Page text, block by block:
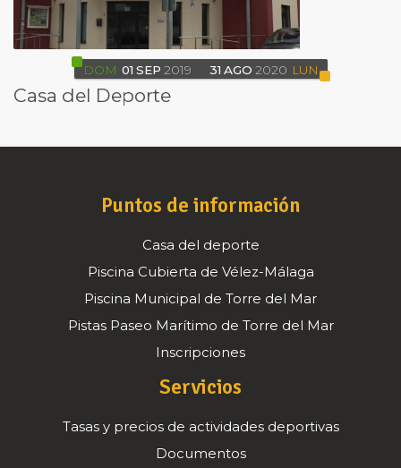
DOM 01 SEP 2019 31 AGO 2020 LUN
Casa del Deporte
Puntos de información
Casa del deporte
Piscina Cubierta de Vélez-Málaga
Piscina Municipal de Torre del Mar
Pistas Paseo Marítimo de Torre del Mar
Inscripciones
Servicios
Tasas y precios de actividades deportivas
Documentos